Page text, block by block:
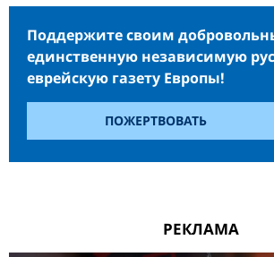
Поддержите своим
единственную независимую
еврейскую газету Европы!
ПОЖЕРТВОВАТЬ
РЕКЛАМА